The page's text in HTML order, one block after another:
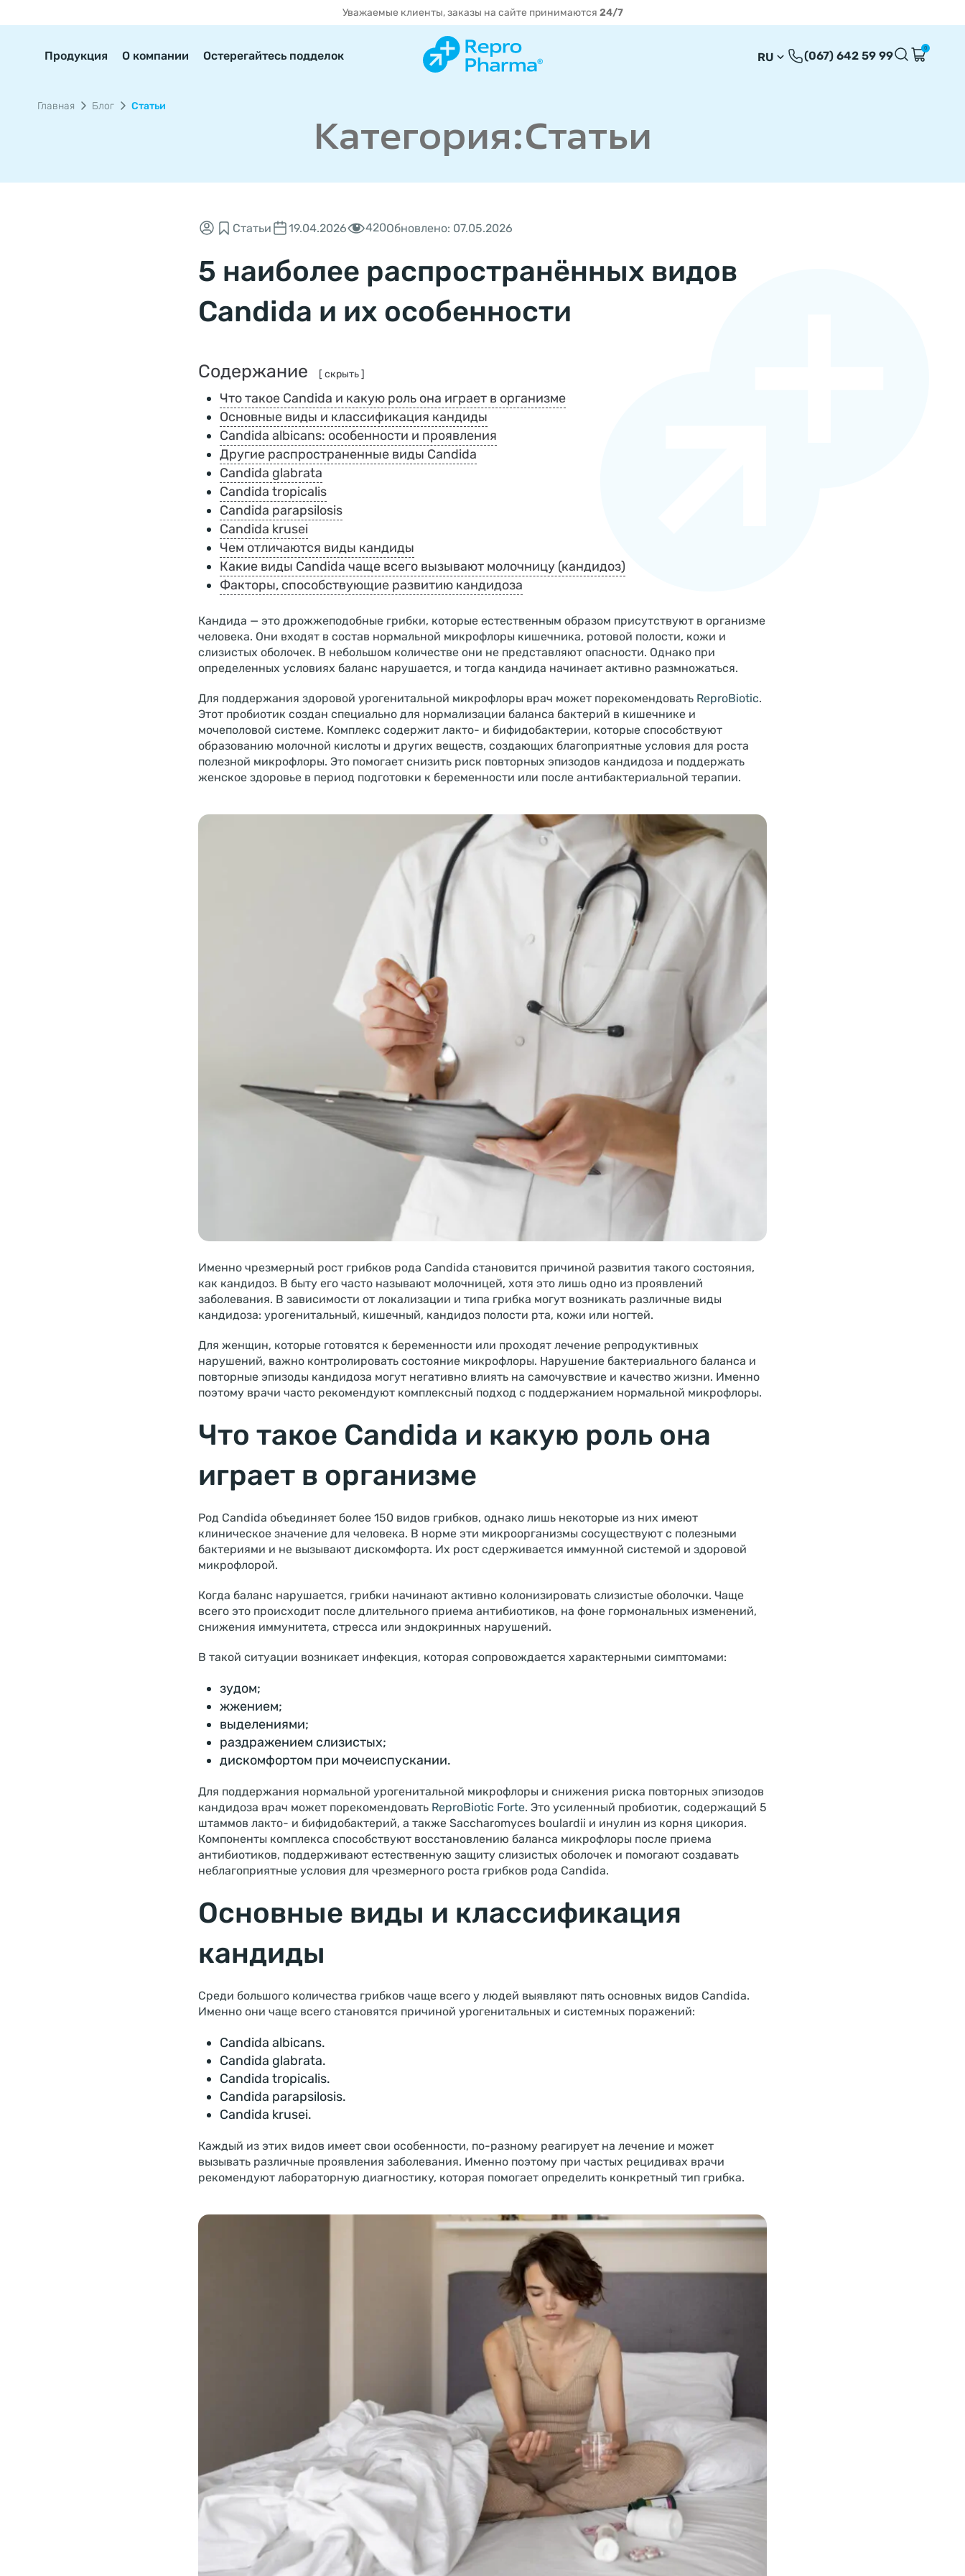
Уважаемые клиенты, заказы на сайте принимаются 24/7
Продукция О компании
Остерегайтесь подделок
RU (067) 642 59 99
0
Главная Блог Статьи
Категория:Статьи
Статьи 19.04.2026 420Обновлено: 07.05.2026
5 наиболее распространённых видов
Candida и их особенности
Содержание [ скрыть ]
Что такое Candida и какую роль она играет в организме
Основные виды и классификация кандиды
Candida albicans: особенности и проявления
Другие распространенные виды Candida
Candida glabrata
Candida tropicalis
Candida parapsilosis
Candida krusei
Чем отличаются виды кандиды
Какие виды Candida чаще всего вызывают молочницу (кандидоз)
Факторы, способствующие развитию кандидоза
Кандида — это дрожжеподобные грибки, которые естественным образом присутствуют в организме
человека. Они входят в состав нормальной микрофлоры кишечника, ротовой полости, кожи и
слизистых оболочек. В небольшом количестве они не представляют опасности. Однако при
определенных условиях баланс нарушается, и тогда кандида начинает активно размножаться.
Для поддержания здоровой урогенитальной микрофлоры врач может порекомендовать ReproBiotic.
Этот пробиотик создан специально для нормализации баланса бактерий в кишечнике и
мочеполовой системе. Комплекс содержит лакто- и бифидобактерии, которые способствуют
образованию молочной кислоты и других веществ, создающих благоприятные условия для роста
полезной микрофлоры. Это помогает снизить риск повторных эпизодов кандидоза и поддержать
женское здоровье в период подготовки к беременности или после антибактериальной терапии.
Именно чрезмерный рост грибков рода Candida становится причиной развития такого состояния,
как кандидоз. В быту его часто называют молочницей, хотя это лишь одно из проявлений
заболевания. В зависимости от локализации и типа грибка могут возникать различные виды
кандидоза: урогенитальный, кишечный, кандидоз полости рта, кожи или ногтей.
Для женщин, которые готовятся к беременности или проходят лечение репродуктивных
нарушений, важно контролировать состояние микрофлоры. Нарушение бактериального баланса и
повторные эпизоды кандидоза могут негативно влиять на самочувствие и качество жизни. Именно
поэтому врачи часто рекомендуют комплексный подход с поддержанием нормальной микрофлоры.
Что такое Candida и какую роль она
играет в организме
Род Candida объединяет более 150 видов грибков, однако лишь некоторые из них имеют
клиническое значение для человека. В норме эти микроорганизмы сосуществуют с полезными
бактериями и не вызывают дискомфорта. Их рост сдерживается иммунной системой и здоровой
микрофлорой.
Когда баланс нарушается, грибки начинают активно колонизировать слизистые оболочки. Чаще
всего это происходит после длительного приема антибиотиков, на фоне гормональных изменений,
снижения иммунитета, стресса или эндокринных нарушений.
В такой ситуации возникает инфекция, которая сопровождается характерными симптомами:
зудом;
жжением;
выделениями;
раздражением слизистых;
дискомфортом при мочеиспускании.
Для поддержания нормальной урогенитальной микрофлоры и снижения риска повторных эпизодов
кандидоза врач может порекомендовать ReproBiotic Forte. Это усиленный пробиотик, содержащий 5
штаммов лакто- и бифидобактерий, а также Saccharomyces boulardii и инулин из корня цикория.
Компоненты комплекса способствуют восстановлению баланса микрофлоры после приема
антибиотиков, поддерживают естественную защиту слизистых оболочек и помогают создавать
неблагоприятные условия для чрезмерного роста грибков рода Candida.
Основные виды и классификация
кандиды
Среди большого количества грибков чаще всего у людей выявляют пять основных видов Candida.
Именно они чаще всего становятся причиной урогенитальных и системных поражений:
Candida albicans.
Candida glabrata.
Candida tropicalis.
Candida parapsilosis.
Candida krusei.
Каждый из этих видов имеет свои особенности, по-разному реагирует на лечение и может
вызывать различные проявления заболевания. Именно поэтому при частых рецидивах врачи
рекомендуют лабораторную диагностику, которая помогает определить конкретный тип грибка.